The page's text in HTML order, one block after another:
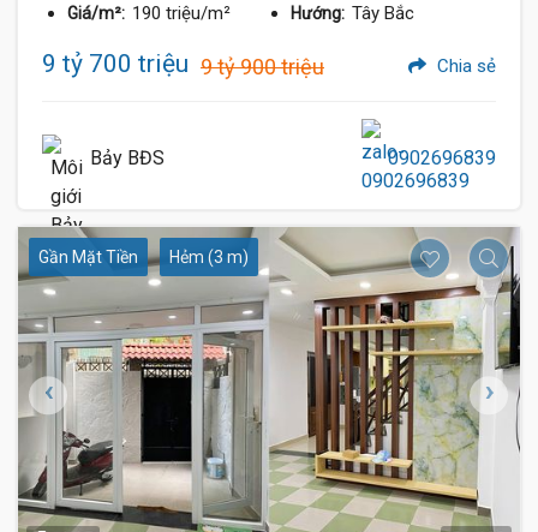
Giá/m²: 190 triệu/m² Hướng: Tây Bắc
9 tỷ 700 triệu 9 tỷ 900 triệu Chia sẻ
Bảy BĐS 0902696839
Gần Mặt Tiền Hẻm (3 m)